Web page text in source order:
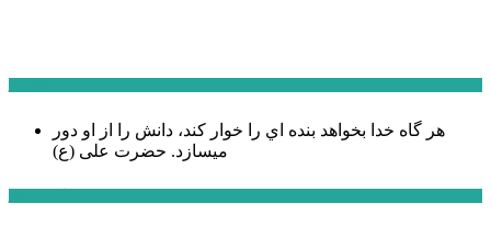
هر گاه خدا بخواهد بنده اي را خوار كند، دانش را از او دور
میسازد. حضرت علی (ع)